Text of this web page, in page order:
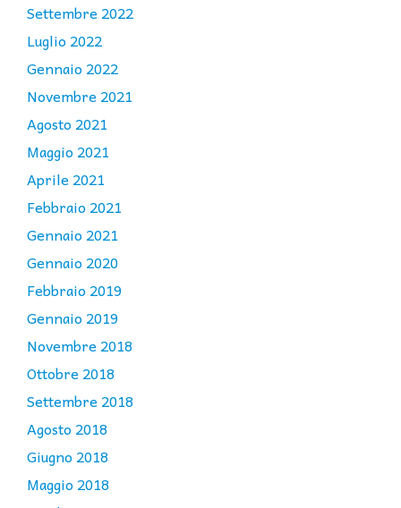
Settembre 2022
Luglio 2022
Gennaio 2022
Novembre 2021
Agosto 2021
Maggio 2021
Aprile 2021
Febbraio 2021
Gennaio 2021
Gennaio 2020
Febbraio 2019
Gennaio 2019
Novembre 2018
Ottobre 2018
Settembre 2018
Agosto 2018
Giugno 2018
Maggio 2018